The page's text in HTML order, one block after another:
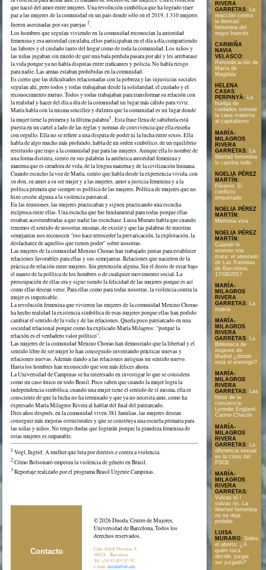
que nació del amor entre mujeres. Una revolución simbólica que ha logrado traer
paz a las mujeres de la comunidad en un país donde sólo en el 2019, 1.310 mujeres
fueron asesinadas por sus parejas2.
Los hombres que seguían viviendo en la comunidad reconocían la autoridad
femenina y esa autoridad circulaba, ellos participaban en el día a día compartiendo
las labores y el cuidado tanto del hogar como de toda la comunidad. Los niños y
las niñas jugaban sin miedo de que una bala perdida pasara por ahí y les arrebatase
la vida porque ya no había disputas entre traficantes y policía. No había riesgo
para nadie. Las armas estaban prohibidas en la comunidad.
Es cierto que las dificultades relacionadas con la pobreza y las injusticias sociales
seguían ahí, pero todos y todas trabajaban desde la solidaridad, el cuidado y el
reconocimiento mutuo. Todos y todas trabajaban para transformar su relación con
la realidad y hacer del día a día de la comunidad un lugar más cálido para vivir.
María habla con la misma sencillez y dulzura que la comunidad es un lugar donde
la mujer tiene la primera y la última palabra3 . Esta frase llena de sabiduría está
puesta en un cartel a lado de las reglas y normas de convivencia que ella enseña
con orgullo. Ella no se refiere a una disputa de poder ni la lucha entre sexos. Ella
habla de algo mucho más profundo, habla de un orden simbólico, de un equilibrio
restituido que trajo a la comunidad paz para las mujeres. Aunque ella lo nombre de
una forma distinta, siento en sus palabras la auténtica autoridad femenina y
materna que es creadora de vida, de la lengua materna y de la civilización humana.
Cuando escucho la voz de María, siento que habla desde la experiencia vivida, con
su don, su amor a su ser mujer y a las mujeres, amor a justicia femenina y a la
política primera que siempre es política de las mujeres. Política de mujeres que no
hizo cesión alguna a la violencia patriarcal.
En las reuniones, las mujeres practicaban y siguen practicando una escucha
recíproca entre ellas. Una escucha que fue fundamental para todas porque ellas
estaban acostumbradas a que nadie las escuchase. Luisa Muraro habla que cuando
tenemos el sentido de nosotras mismas, de existir y que las palabras de nuestras
semejantas nos reconocen “eso hace retroceder la prevaricación, la explotación, la
desfachatez de aquellos que tienen poder” sobre nosotras.
Las mujeres de la comunidad Menino Chorao han trabajado juntas para establecer
relaciones favorables para ellas y sus semejantas. Relaciones que nacieron de la
práctica de relación entre mujeres. Sin pretensión alguna. Sin el deseo de estar bajo
el manto de la política de los hombres o de cualquier movimiento social. La
preocupación de ellas era y sigue siendo la felicidad de las mujeres porque es así
como ellas desean verse. Para ellas como para todas nosotras, la violencia contra la
mujer es impensable.
La revolución femenina que vivieron las mujeres de la comunidad Menino Chorao
ha hecho realidad la existencia simbólica de esas mujeres porque ellas han podido
cambiar el sentido de la vida y de las relaciones. Queda poco patriarcado en una
sociedad relacional porque como ha explicado María Milagros: “porque la
relación es el verdadero valor político”.
Las mujeres de la comunidad Menino Chorao han demostrado que la libertad y el
sentido libre de ser mujer lo han conseguido inventando prácticas nuevas y
relaciones nuevas. Además dando a las relaciones antiguas un sentido nuevo.
Hasta los hombres han reconocido que son más felices ahora.
La Universidad de Campinas se ha interesado en investigar lo que se considera
como un caso único en todo Brasil. Poco saben que cuando la mujer logra la
independencia simbólica, cuando una mujer tiene el sentido de sí misma, ella es
consciente de que la lucha no ha terminado y que ya no necesita amo, como ha
expresado María Milagros Rivera al hablar del final del patriarcado.
Diez años después, en la comunidad viven 381 familias, las mujeres desean
conseguir más mejoras estructurales y que se construya una escuela primaria para
las niñas y niños. No tengo dudas que lograrán porque la grandeza femenina de
estas mujeres es imparable.
1 Vogl, Ingrid: A mulher que luta por direitos e contra a violencia.
2 Cómo Bolsonaro empeora la violencia de género en Brasil.
3 Reportaje realizado por el programa Brasil Urgente Campinas.
Contacto
© 2026 Duoda. Centro de Mujeres,
Universidad de Barcelona, Todos los
derechos reservados.
Calle Adolf Florensa, 8,
08028 - Barcelona
Tel. +34 93 403 97 92.
e-mail:duoda@ub.edu
RIVERA
GARRETAS:
La
reacción contra
la libertad
femenina del
mayo francés
CARMIÑA
NAVIA
VELASCO:
Reivindicación de
María de
Magdala
HELENA
CASAS
PERPINYÀ: La
huelga de
cuidados somete
la casa materna
al capitalismo
MARÍA-
MILAGROS
RIVERA
GARRETAS:
La
libertad femenina
lo cambia todo
NOELIA PÉREZ
MARTÍN :
Páramo. El
conflicto
enquistado
NOELIA PÉREZ
MARTÍN :
Memoria viva
NOELIA PÉREZ
MARTÍN :
Cuando lo
externo nos
mata: el atentado
de Las Ramblas
de Barcelona,
17/08/2017
MARÍA-
MILAGROS
RIVERA
GARRETAS:
La
matria
MARÍA-
MILAGROS
RIVERA
GARRETAS: La
Biblioteca de
mujeres de
Madrid ¿dónde
está el enemigo?
MARÍA-
MILAGROS
RIVERA
GARRETAS: Las
fotos de la
conciencia:
Lynndie England,
Carme Chacón
MARÍA-
MILAGROS
RIVERA
GARRETAS:
La
diferencia sexual
en la crisis del
PSOE
MARÍA-
MILAGROS
RIVERA
GARRETAS:
Vulvas sí /
vulvas no. La
libertad femenina
no se deja
prohibir
LUISA
MURARO: Sobre
el aborto: ¿A
quién toca
decidir, juzgar,
ser juzgado?